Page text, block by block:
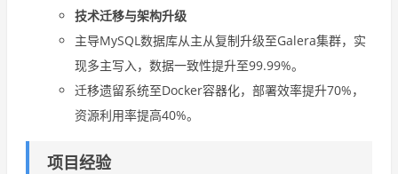
技术迁移与架构升级
主导MySQL数据库从主从复制升级至Galera集群，实
现多主写入，数据一致性提升至99.99%。
迁移遗留系统至Docker容器化，部署效率提升70%，
资源利用率提高40%。
项目经验